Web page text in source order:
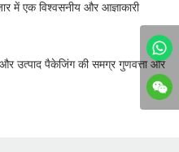
में एक विश्वसनीय और आज्ञाकारी
और उत्पाद पैकेजिंग की समग्र गुणवत्ता और